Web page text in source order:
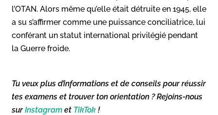
l’OTAN. Alors même qu’elle était détruite en 1945, elle
a su s’affirmer comme une puissance conciliatrice, lui
conférant un statut international privilégié pendant
la Guerre froide.
Tu veux plus d’informations et de conseils pour réussir
tes examens et trouver ton orientation ? Rejoins-nous
surInstagram et TikTok !